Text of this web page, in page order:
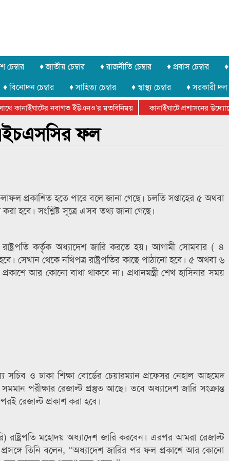
চেম্বার ♦ জাতীয় চেম্বার ♦ রাজনীতি চেম্বার ♦ প্রবাস চেম্বার
♦ বিনোদন চেম্বার ♦ সাহিত্য চেম্বার ♦ স্বাস্থ্য চেম্বার ♦ সরকারী দল
নবাগত ইউএনও’র মতবিনিময় কানাইঘাটে প্রশাসনের
বিভাগীয় অভিনয় কর্মশালা সম্পন্ন
ফল
প্রকাশিত হতে পারে বলে জানা গেছে। চলতি সপ্তাহের ৫ অথবা
হবে। সংশ্লিষ্ট সূত্রে এসব তথ্য জানা গেছে।
কর্তৃক অধ্যাদেশ জারি করতে হয়। আগামী সোমবার ( ৪
সেখান থেকে নথিপত্র রাষ্ট্রপতির কাছে পাঠানো হবে। ৫ অথবা ৬
আর কোনো বাধা থাকবে না। প্রধানমন্ত্রী শেখ হাসিনার সময়
ও ঢাকা শিক্ষা বোর্ডের চেয়ারম্যান প্রফেসর নেহাল আহমেদ
পরীক্ষার রেজাল্ট প্রস্তুত আছে। তবে অধ্যাদেশ জারি সংক্রান্ত
রেজাল্ট প্রকাশ করা হবে।
মহোদয় অধ্যাদেশ জারি করবেন। এরপর আমরা রেজাল্ট
তিনি বলেন, ‘‘অধ্যাদেশ জারির পর ফল প্রকাশে আর কোনো